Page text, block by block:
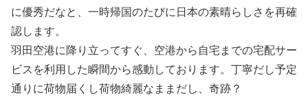
に優秀だなと、一時帰国のたびに日本の素晴らしさを再確
認します。
羽田空港に降り立ってすぐ、空港から自宅までの宅配サー
ビスを利用した瞬間から感動しております。丁寧だし予定
通りに荷物届くし荷物綺麗なままだし、奇跡？